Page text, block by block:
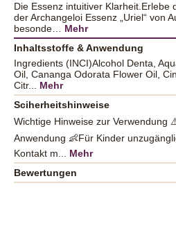
Die Essenz intuitiver Klarheit.Erlebe
der Archangeloi Essenz „Uriel“ von
besonde… Mehr
Inhaltsstoffe & Anwendung
Ingredients (INCI)Alcohol Denta,
Oil, Cananga Odorata Flower Oil,
Citr... Mehr
Sciherheitshinweise
Wichtige Hinweise zur Verwendung
Anwendung 👶Für Kinder
Kontakt m... Mehr
Bewertungen